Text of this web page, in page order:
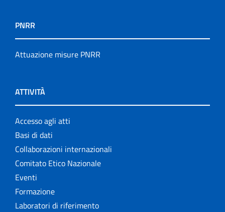
PNRR
Attuazione misure PNRR
ATTIVITÀ
Accesso agli atti
Basi di dati
Collaborazioni internazionali
Comitato Etico Nazionale
Eventi
Formazione
Laboratori di riferimento